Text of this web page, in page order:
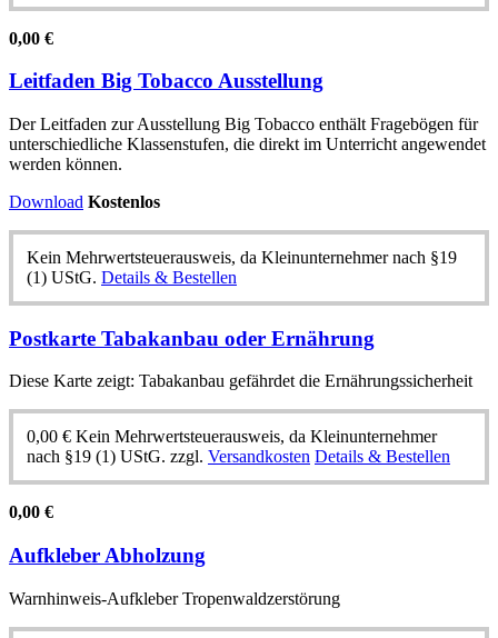
0,00 €
Leitfaden Big Tobacco Ausstellung
Der Leitfaden zur Ausstellung Big Tobacco enthält Fragebögen für
unterschiedliche Klassenstufen, die direkt im Unterricht angewendet
werden können.
Download Kostenlos
Kein Mehrwertsteuerausweis, da Kleinunternehmer nach §19
(1) UStG. Details & Bestellen
Postkarte Tabakanbau oder Ernährung
Diese Karte zeigt: Tabakanbau gefährdet die Ernährungssicherheit
0,00 € Kein Mehrwertsteuerausweis, da Kleinunternehmer
nach §19 (1) UStG. zzgl. Versandkosten Details & Bestellen
0,00 €
Aufkleber Abholzung
Warnhinweis-Aufkleber Tropenwaldzerstörung